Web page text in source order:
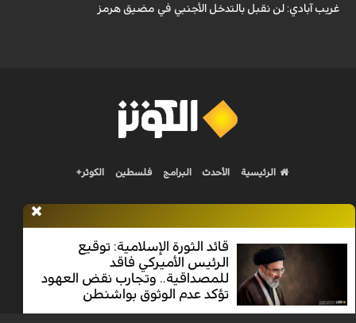
غريب آبادي: لن نقبل بالتدخل الأجنبي في مضيق هرمز
قائد الثورة الإسلامية: توقيع
الرئيس الأميركي فاقد
للمصداقية.. وتجارب نقض العهود
تؤكد عدم الوثوق بواشنطن
الرئيسية الأحدث البرامج فلسطين الكوثر+
Nilesat 11900 V | Badr 8 11747 V | Badr5 12284 V